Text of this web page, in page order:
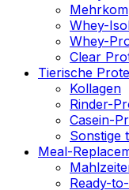
Whey-
Whey-
Clear
Tierische
Kollagen
Rinder-
Casein-
Sonstige
Meal-
Ready-